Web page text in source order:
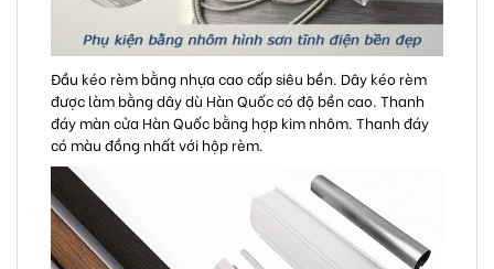
Đầu kéo rèm bằng nhựa cao cấp siêu bền. Dây kéo rèm
được làm bằng dây dù Hàn Quốc có độ bền cao. Thanh
đáy màn cửa Hàn Quốc bằng hợp kim nhôm. Thanh đáy
có màu đồng nhất với hộp rèm.